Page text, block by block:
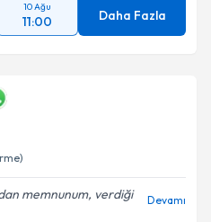
10 Ağu
11:00 Daha Fazla
memnunum, verdiği
Devamı